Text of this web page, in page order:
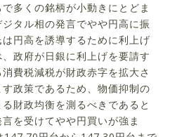
多くの銘柄が小動きにとどま
タル相の発言でやや円高に振
円高を誘導するために利上げ
政府が日銀に利上げを要請す
費税減税が財政赤字を拡大さ
政策であるため、物価抑制の
財政均衡を測るべきであると
を受けてやや円買いが強ま